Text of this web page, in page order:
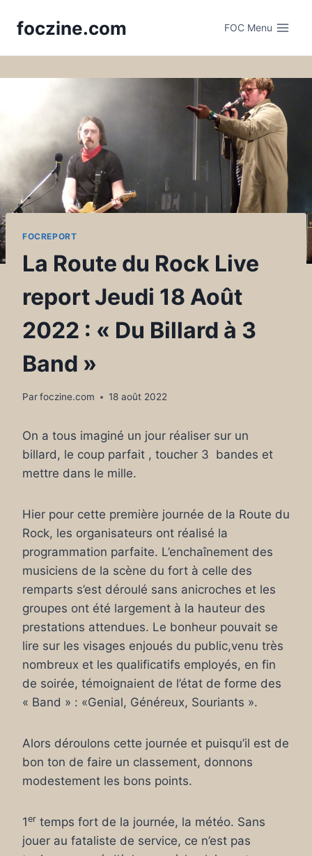
foczine.com FOC Menu
FOCREPORT
La Route du Rock Live
report Jeudi 18 Août
2022 : « Du Billard à 3
Band »
Parfoczine.com 18 août 2022
On a tous imaginé un jour réaliser sur un
billard, le coup parfait , toucher 3 bandes et
mettre dans le mille.
Hier pour cette première journée de la Route du
Rock, les organisateurs ont réalisé la
programmation parfaite. L’enchaînement des
musiciens de la scène du fort à celle des
remparts s’est déroulé sans anicroches et les
groupes ont été largement à la hauteur des
prestations attendues. Le bonheur pouvait se
lire sur les visages enjoués du public,venu très
nombreux et les qualificatifs employés, en fin
de soirée, témoignaient de l’état de forme des
« Band » : «Genial, Généreux, Souriants ».
Alors déroulons cette journée et puisqu’il est de
bon ton de faire un classement, donnons
modestement les bons points.
1er temps fort de la journée, la météo. Sans
jouer au fataliste de service, ce n’est pas